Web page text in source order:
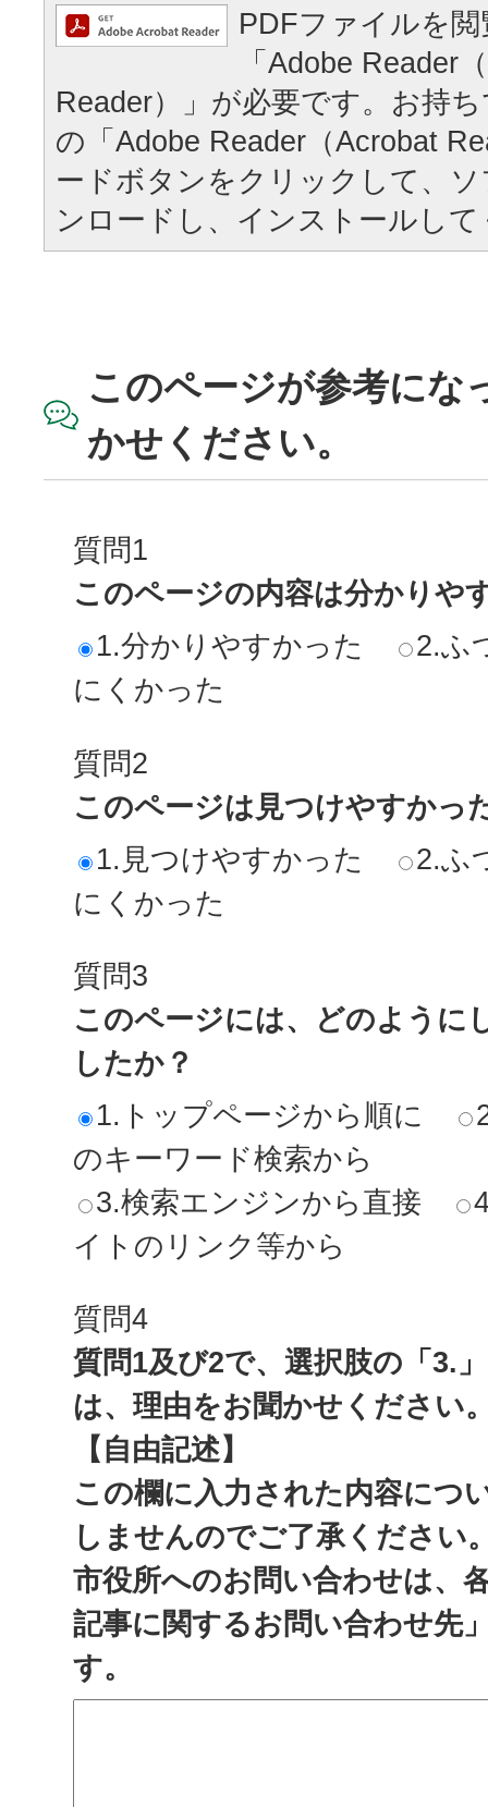
PDFファイルを
「Adobe Reader
Reader）」が必要です。お持
の「Adobe Reader（Acrobat
ードボタンをクリックして、
ンロードし、インストールし
このページが参考にな
かせください。
質問1
このページの内容は分かりや
1.分かりやすかった
2.ふ
にくかった
質問2
このページは見つけやすかっ
1.見つけやすかった
2.ふ
にくかった
質問3
このページには、どのように
したか？
1.トップページから順に
のキーワード検索から
3.検索エンジンから直接
イトのリンク等から
質問4
質問1及び2で、選択肢の「3.
は、理由をお聞かせください
【自由記述】
この欄に入力された内容につ
しませんのでご了承ください
市役所へのお問い合わせは、
記事に関するお問い合わせ先
す。